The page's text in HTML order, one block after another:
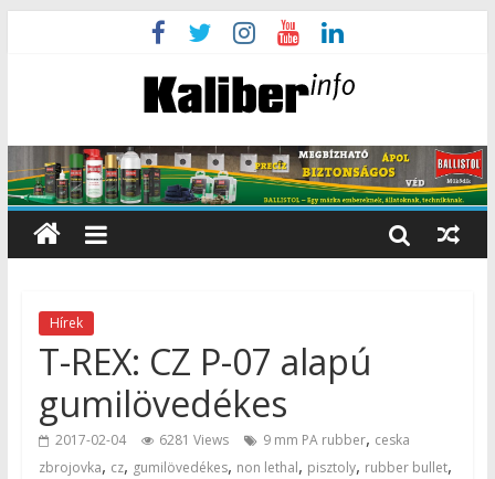
Hírek
T-REX: CZ P-07 alapú
gumilövedékes
2017-02-04 6281 Views 9 mm PA rubber, ceska
zbrojovka, cz, gumilövedékes, non lethal, pisztoly, rubber bullet,